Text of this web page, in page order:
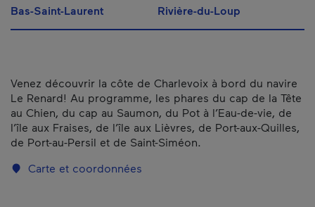
Bas-Saint-Laurent Rivière-du-Loup
Venez découvrir la côte de Charlevoix à bord du navire
Le Renard! Au programme, les phares du cap de la Tête
au Chien, du cap au Saumon, du Pot à l’Eau-de-vie, de
l’île aux Fraises, de l’île aux Lièvres, de Port-aux-Quilles,
de Port-au-Persil et de Saint-Siméon.
Carte et coordonnées